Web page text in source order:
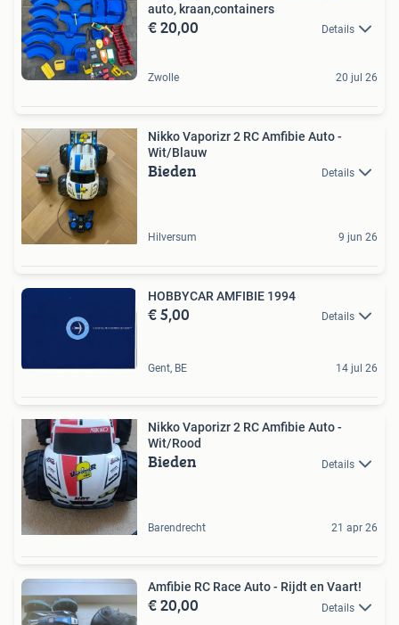
auto, kraan,containers
€ 20,00 Details
Zwolle 20 jul 26
Nikko Vaporizr 2 RC Amfibie Auto -
Wit/Blauw
Bieden Details
Hilversum 9 jun 26
HOBBYCAR AMFIBIE 1994
€ 5,00 Details
Gent, BE 14 jul 26
Nikko Vaporizr 2 RC Amfibie Auto -
Wit/Rood
Bieden Details
Barendrecht 21 apr 26
Amfibie RC Race Auto - Rijdt en Vaart!
€ 20,00 Details